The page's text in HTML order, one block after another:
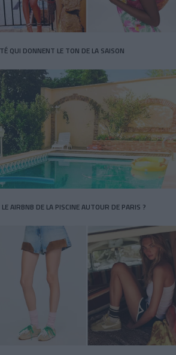
QUI DONNENT LE TON DE LA SAISON
AIRBNB DE LA PISCINE AUTOUR DE PARIS ?